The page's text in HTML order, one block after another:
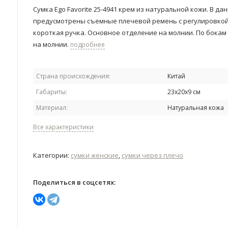
Сумка Ego Favorite 25-4941 крем ​​из натуральной кожи. В
предусмотрены съемные плечевой ремень с
короткая ручка. Основное отделение на молнии. По
на молнии. подробнее
Страна происхождения:
Китай
Габариты:
23х20х9 см
Материал:
Натуральная кожа
Все характеристики
Категории: сумки женские, сумки через плечо
Поделиться в соцсетях: